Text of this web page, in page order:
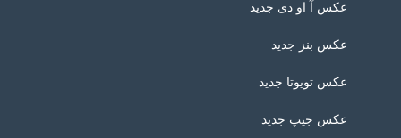
عکس آ او دی جدید
عکس بنز جدید
عکس تویوتا جدید
عکس جیپ جدید